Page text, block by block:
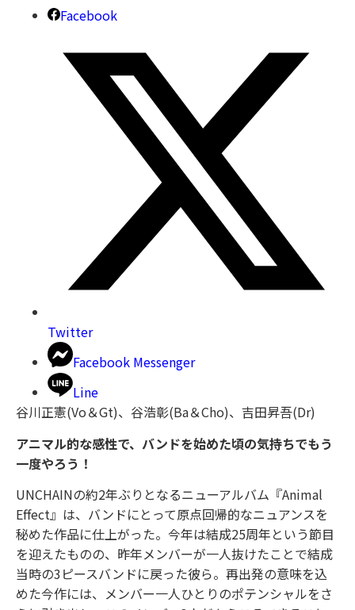
Facebook
Twitter
Facebook Messenger
Line
谷川正憲(Vo＆Gt)、谷浩彰(Ba＆Cho)、吉田昇吾(Dr)
アニマル的な感性で、バンドを始めた頃の気持ちでもう
一度やろう！
UNCHAINの約2年ぶりとなるニューアルバム『Animal
Effect』は、バンドにとって原点回帰的なニュアンスを
秘めた作品に仕上がった。今年は結成25周年という節目
を迎えたものの、昨年メンバーが一人抜けたことで結成
当時の3ピースバンドに戻った彼ら。再出発の意味を込
めた今作には、メンバー一人ひとりのポテンシャルをさ